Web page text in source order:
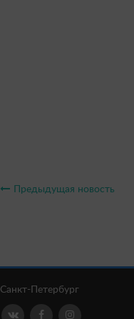
Предыдущая новость
Санкт-Петербург